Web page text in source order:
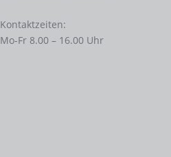
Kontaktzeiten:
Mo-Fr 8.00 – 16.00 Uhr